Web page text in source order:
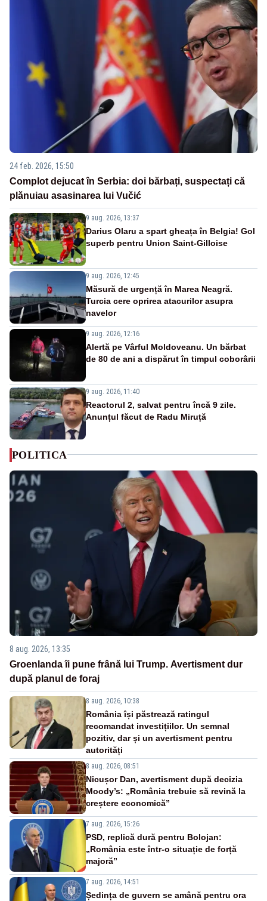
24 feb. 2026, 15:50
Complot dejucat în Serbia: doi bărbați, suspectați că
plănuiau asasinarea lui Vučić
9 aug. 2026, 13:37
Darius Olaru a spart gheața în Belgia! Gol
superb pentru Union Saint-Gilloise
9 aug. 2026, 12:45
Măsură de urgență în Marea Neagră.
Turcia cere oprirea atacurilor asupra
navelor
9 aug. 2026, 12:16
Alertă pe Vârful Moldoveanu. Un bărbat
de 80 de ani a dispărut în timpul coborârii
9 aug. 2026, 11:40
Reactorul 2, salvat pentru încă 9 zile.
Anunțul făcut de Radu Miruță
POLITICA
8 aug. 2026, 13:35
Groenlanda îi pune frână lui Trump. Avertisment dur
după planul de foraj
8 aug. 2026, 10:38
România își păstrează ratingul
recomandat investițiilor. Un semnal
pozitiv, dar și un avertisment pentru
autorități
8 aug. 2026, 08:51
Nicușor Dan, avertisment după decizia
Moody’s: „România trebuie să revină la
creștere economică”
7 aug. 2026, 15:26
PSD, replică dură pentru Bolojan:
„România este într-o situație de forță
majoră”
7 aug. 2026, 14:51
Ședința de guvern se amână pentru ora